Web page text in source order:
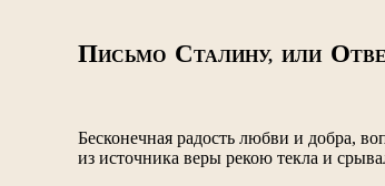
ПИСЬМО СТАЛИНУ, ИЛИ О
Бесконечная радость любви и добра,
из источника веры рекою текла и